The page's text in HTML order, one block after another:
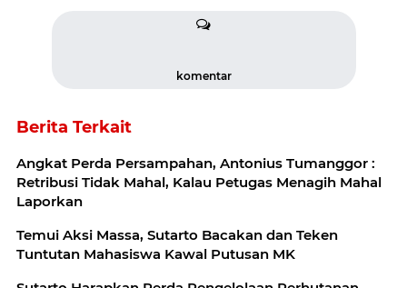
komentar
Berita Terkait
Angkat Perda Persampahan, Antonius Tumanggor :
Retribusi Tidak Mahal, Kalau Petugas Menagih Mahal
Laporkan
Temui Aksi Massa, Sutarto Bacakan dan Teken
Tuntutan Mahasiswa Kawal Putusan MK